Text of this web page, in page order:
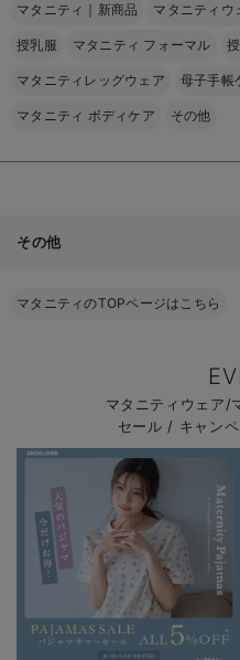
マタニティ｜新商品 マタニティウ
授乳服 マタニティ フォーマル
マタニティレッグウェア 母子手帳
マタニティ ボディケア その他
その他
マタニティのTOPページはこちら
マタニティウェア/
セール / キャン